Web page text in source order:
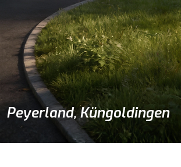
Peyerland, Küngoldingen